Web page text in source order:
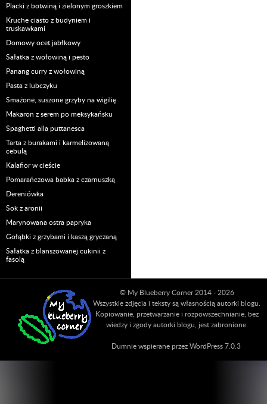
Placki z botwiną i zielonym groszkiem
Kruche ciasto z budyniem i
truskawkami
Domowy ocet jabłkowy
Sałatka z wołowiną i pesto
Panang curry z wołowiną
Pasta z lubczyku
Smażone, suszone grzyby na wigilię
Makaron z serem po meksykańsku
Spaghetti alla puttanesca
Tarta z burakami i karmelizowaną
cebulą
Kalafior w cieście
Pomarańczowa babka z czarnuszką
Dereniówka
Sok z aronii
Marynowana ostra papryka
Gołąbki z grzybami i kaszą gryczaną
Sałatka z blanszowanej cukinii z
fasolą
© My Blueberry Corner 2014 - 2026
Wszystkie zdjęcia i teksty są własnością autorki blogu.
Kopiowanie, przetwarzanie i rozpowszechnianie, bez
wiedzy i zgody autorki blogu, jest zabronione.
Dumnie wspierane przez WordPress 7.0.3